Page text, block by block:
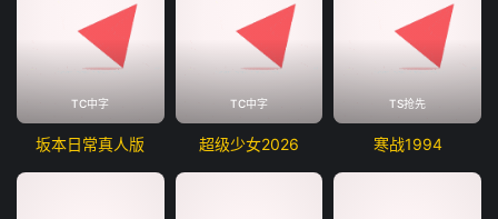
TC中字
坂本日常真人版
TC中字
超级少女2026
TS抢先
寒战1994